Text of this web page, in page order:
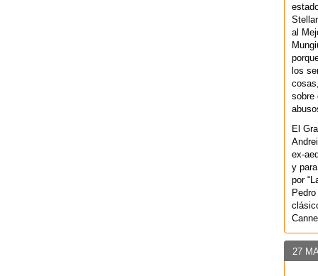
al
los
sobre
El
ex-
y
por
27